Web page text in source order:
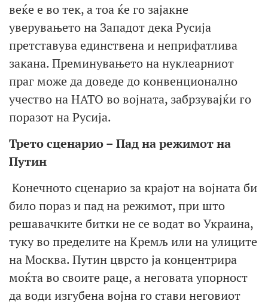
веќе е во тек, а тоа ќе го зајакне
уверувањето на Западот дека Русија
претставува единствена и неприфатлива
закана. Преминувањето на нуклеарниот
праг може да доведе до конвенционално
учество на НАТО во војната, забрзувајќи го
поразот на Русија.
Трето сценарио – Пад на режимот на
Путин
Конечното сценарио за крајот на војната би
било пораз и пад на режимот, при што
решавачките битки не се водат во Украина,
туку во пределите на Кремљ или на улиците
на Москва. Путин цврсто ја концентрира
моќта во своите раце, а неговата упорност
да води изгубена војна го стави неговиот